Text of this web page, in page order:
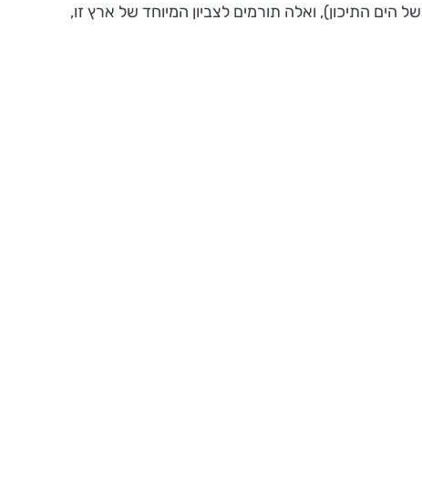
הים התיכון), ואלה תורמים לצביון המיוחד של ארץ זו,